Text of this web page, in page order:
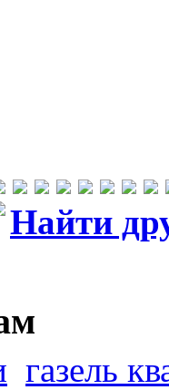
Найти
газель